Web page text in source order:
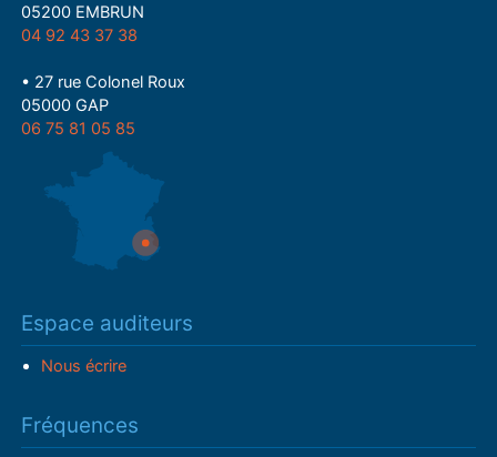
05200 EMBRUN
04 92 43 37 38
• 27 rue Colonel Roux
05000 GAP
06 75 81 05 85
Espace auditeurs
Nous écrire
Fréquences